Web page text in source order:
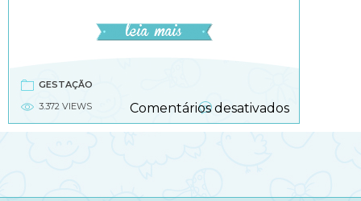
GESTAÇÃO
3.372 VIEWS
Comentários desativadosem
Gravidez